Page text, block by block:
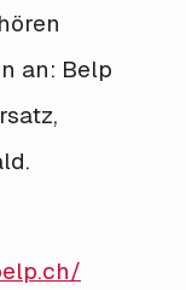
an: Belp